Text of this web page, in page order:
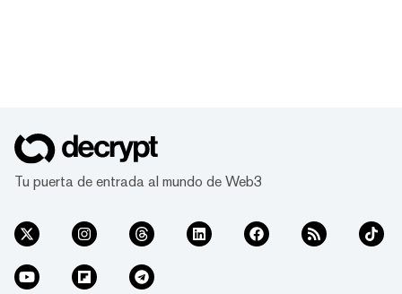
Tu puerta de entrada al mundo de Web3